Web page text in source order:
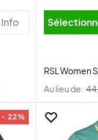
Info
RSL Women
Au lieu de:
- 22%